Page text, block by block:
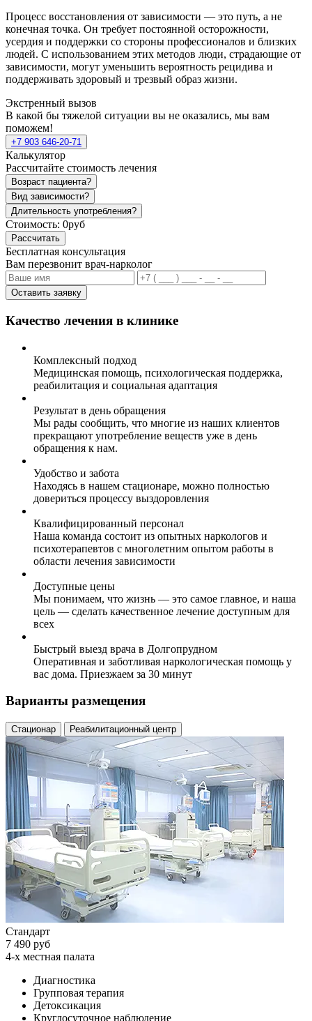
Процесс восстановления от зависимости — это путь, а не
конечная точка. Он требует постоянной осторожности,
усердия и поддержки со стороны профессионалов и близких
людей. С использованием этих методов люди, страдающие от
зависимости, могут уменьшить вероятность рецидива и
поддерживать здоровый и трезвый образ жизни.
Экстренный вызов
В какой бы тяжелой ситуации вы не оказались, мы вам
поможем!
+7 903 646-20-71
Калькулятор
Рассчитайте стоимость лечения
Возраст пациента?
Вид зависимости?
Длительность употребления?
Стоимость: 0руб
Рассчитать
Бесплатная консультация
Вам перезвонит врач-нарколог
Оставить заявку
Качество лечения в клинике
Комплексный подход
Медицинская помощь, психологическая поддержка,
реабилитация и социальная адаптация
Результат в день обращения
Мы рады сообщить, что многие из наших клиентов
прекращают употребление веществ уже в день
обращения к нам.
Удобство и забота
Находясь в нашем стационаре, можно полностью
довериться процессу выздоровления
Квалифицированный персонал
Наша команда состоит из опытных наркологов и
психотерапевтов с многолетним опытом работы в
области лечения зависимости
Доступные цены
Мы понимаем, что жизнь — это самое главное, и наша
цель — сделать качественное лечение доступным для
всех
Быстрый выезд врача в Долгопрудном
Оперативная и заботливая наркологическая помощь у
вас дома. Приезжаем за 30 минут
Варианты размещения
Стационар Реабилитационный центр
Стандарт
7 490 руб
4-х местная палата
Диагностика
Групповая терапия
Детоксикация
Круглосуточное наблюдение